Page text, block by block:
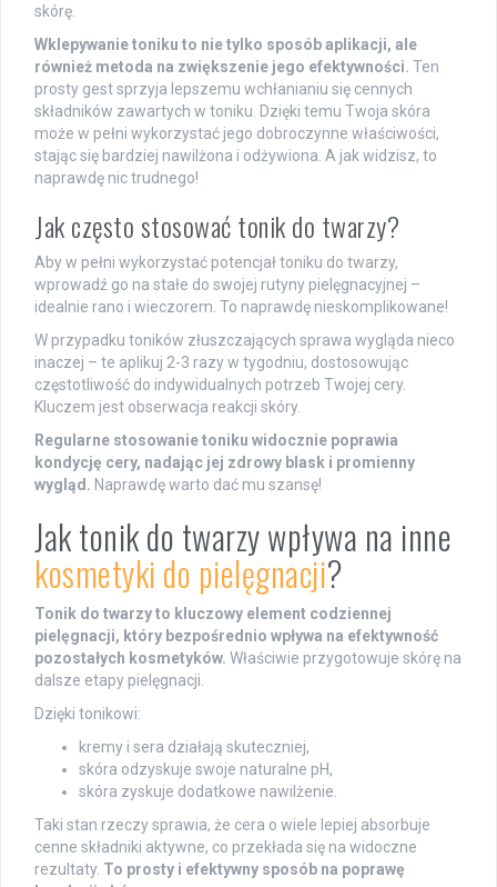
skórę.
Wklepywanie toniku to nie tylko sposób aplikacji, ale
również metoda na zwiększenie jego efektywności. Ten
prosty gest sprzyja lepszemu wchłanianiu się cennych
składników zawartych w toniku. Dzięki temu Twoja skóra
może w pełni wykorzystać jego dobroczynne właściwości,
stając się bardziej nawilżona i odżywiona. A jak widzisz, to
naprawdę nic trudnego!
Jak często stosować tonik do twarzy?
Aby w pełni wykorzystać potencjał toniku do twarzy,
wprowadź go na stałe do swojej rutyny pielęgnacyjnej –
idealnie rano i wieczorem. To naprawdę nieskomplikowane!
W przypadku toników złuszczających sprawa wygląda nieco
inaczej – te aplikuj 2-3 razy w tygodniu, dostosowując
częstotliwość do indywidualnych potrzeb Twojej cery.
Kluczem jest obserwacja reakcji skóry.
Regularne stosowanie toniku widocznie poprawia
kondycję cery, nadając jej zdrowy blask i promienny
wygląd. Naprawdę warto dać mu szansę!
Jak tonik do twarzy wpływa na inne
kosmetyki do pielęgnacji?
Tonik do twarzy to kluczowy element codziennej
pielęgnacji, który bezpośrednio wpływa na efektywność
pozostałych kosmetyków. Właściwie przygotowuje skórę na
dalsze etapy pielęgnacji.
Dzięki tonikowi:
kremy i sera działają skuteczniej,
skóra odzyskuje swoje naturalne pH,
skóra zyskuje dodatkowe nawilżenie.
Taki stan rzeczy sprawia, że cera o wiele lepiej absorbuje
cenne składniki aktywne, co przekłada się na widoczne
rezultaty. To prosty i efektywny sposób na poprawę